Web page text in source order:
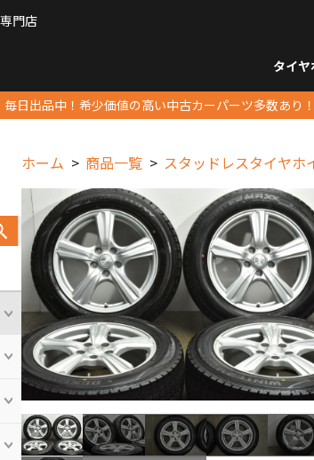
門店
タイ
毎日出品中！希少価値の高い中古カーパーツ多数あり
ホーム 商品一覧 スタッドレスタイヤホ